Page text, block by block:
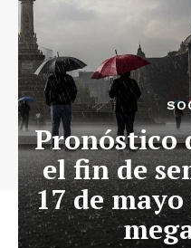
Pronóstico
el fin de
17 de